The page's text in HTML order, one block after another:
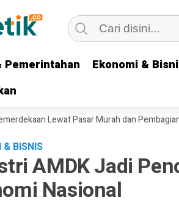
Pemerintahan Ekonomi &
Pemerintahan Ekonomi &
Lewat Pasar Murah dan Pembagian
& BISNIS
AMDK Jadi
Nasional